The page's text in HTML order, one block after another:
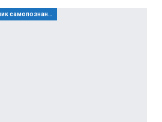
Справочник самопознания